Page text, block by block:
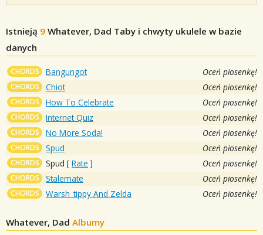
Istnieją 9 Whatever, Dad Taby i chwyty ukulele w bazie
danych
CHORDS Bangungot Oceń piosenkę!
CHORDS Chiot Oceń piosenkę!
CHORDS How To Celebrate Oceń piosenkę!
CHORDS Internet Quiz Oceń piosenkę!
CHORDS No More Soda! Oceń piosenkę!
CHORDS Spud Oceń piosenkę!
CHORDS Spud [ Rate ] Oceń piosenkę!
CHORDS Stalemate Oceń piosenkę!
CHORDS Warsh_tippy And Zelda Oceń piosenkę!
Whatever, Dad Albumy